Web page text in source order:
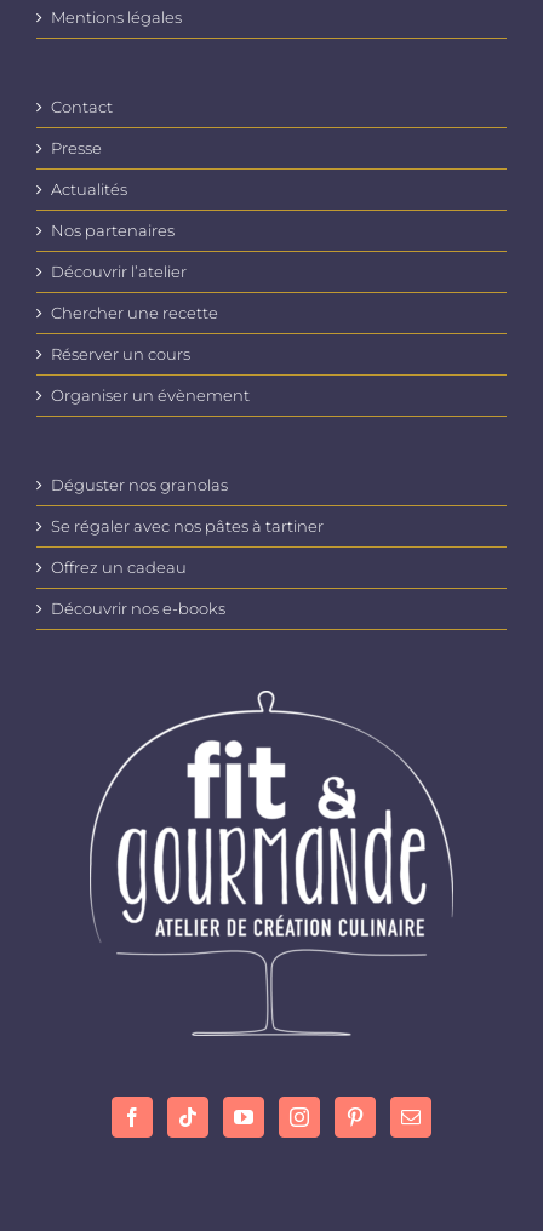
Mentions légales
Contact
Presse
Actualités
Nos partenaires
Découvrir l’atelier
Chercher une recette
Réserver un cours
Organiser un évènement
Déguster nos granolas
Se régaler avec nos pâtes à tartiner
Offrez un cadeau
Découvrir nos e-books